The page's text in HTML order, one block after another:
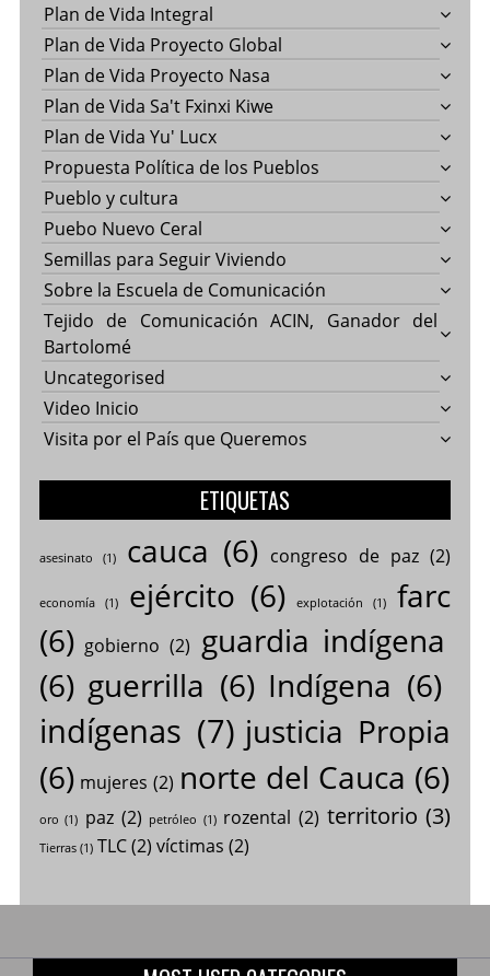
Plan de Vida Integral
Plan de Vida Proyecto Global
Plan de Vida Proyecto Nasa
Plan de Vida Sa't Fxinxi Kiwe
Plan de Vida Yu' Lucx
Propuesta Política de los Pueblos
Pueblo y cultura
Puebo Nuevo Ceral
Semillas para Seguir Viviendo
Sobre la Escuela de Comunicación
Tejido de Comunicación ACIN, Ganador del
Bartolomé
Uncategorised
Video Inicio
Visita por el País que Queremos
ETIQUETAS
asesinato (1) cauca (6) congreso de paz(2)
economía(1) ejército (6) explotación (1)
farc
(6) gobierno (2) guardia indígena
(6) guerrilla (6) Indígena (6)
indígenas (7) justicia Propia
(6) mujeres (2) norte del Cauca (6)
oro (1) paz (2) petróleo (1) rozental (2) territorio (3)
Tierras(1) TLC(2) víctimas (2)